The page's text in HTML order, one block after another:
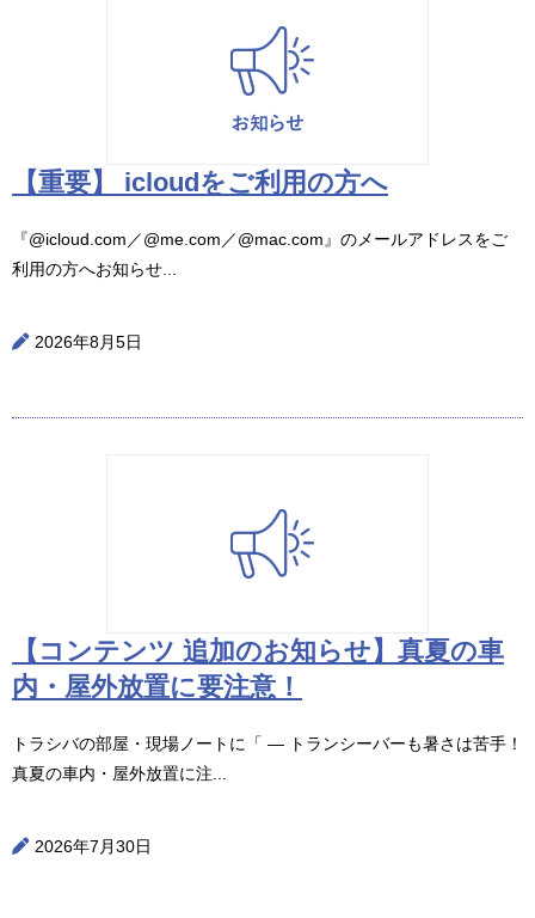
【重要】 icloudをご利用の方へ
『@icloud.com／@me.com／@mac.com』のメールアドレスをご
利用の方へお知らせ...
2026年8月5日
【コンテンツ 追加のお知らせ】真夏の車
内・屋外放置に要注意！
トラシバの部屋・現場ノートに「 ― トランシーバーも暑さは苦手！
真夏の車内・屋外放置に注...
2026年7月30日